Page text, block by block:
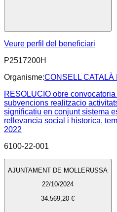
Veure perfil del beneficiari
P2517200H
Organisme:CONSELL CATALÀ
RESOLUCIO obre
subvencions realitzacio
significatiu en conjunt sistema
rellevancia social i historica,
2022
6100-22-001
AJUNTAMENT DE MOLLERUSSA
22/10/2024
34.569,20 €